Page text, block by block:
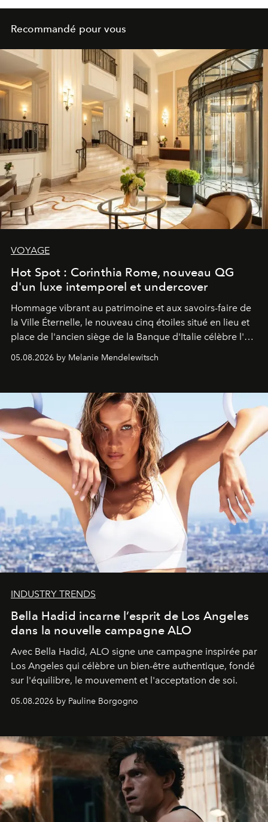
Recommandé pour vous
VOYAGE
Hot Spot : Corinthia Rome, nouveau QG
d'un luxe intemporel et undercover
Hommage vibrant au patrimoine et aux savoirs-faire de
la Ville Éternelle, le nouveau cinq étoiles situé en lieu et
place de l'ancien siège de la Banque d'Italie célèbre l'art
de vivre Romain dans toute son élégance intemporelle.
05.08.2026 by Melanie Mendelewitsch
INDUSTRY TRENDS
Bella Hadid incarne l’esprit de Los Angeles
dans la nouvelle campagne ALO
Avec Bella Hadid, ALO signe une campagne inspirée par
Los Angeles qui célèbre un bien-être authentique, fondé
sur l'équilibre, le mouvement et l'acceptation de soi.
05.08.2026 by Pauline Borgogno